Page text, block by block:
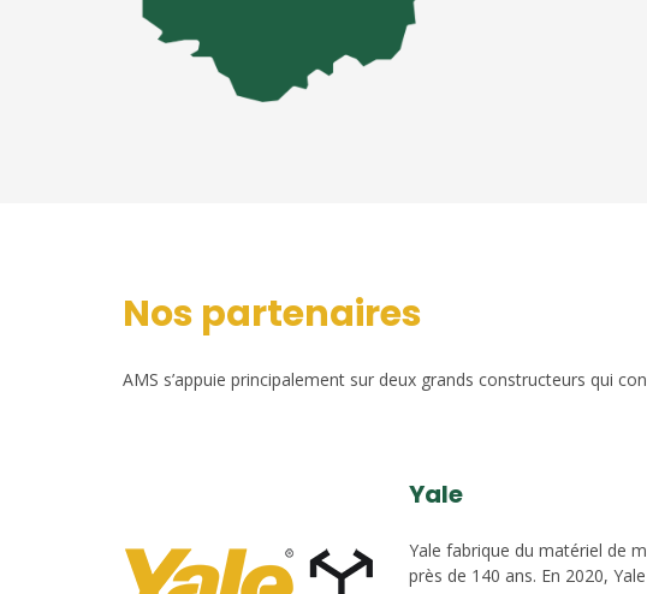
Nos partenaires
AMS s’appuie principalement sur deux grands constructeurs qui
Yale
Yale fabrique du matériel de
près de 140 ans. En 2020,